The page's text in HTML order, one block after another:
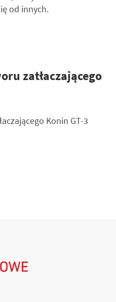
od innych.
zatłaczającego
Konin GT-3